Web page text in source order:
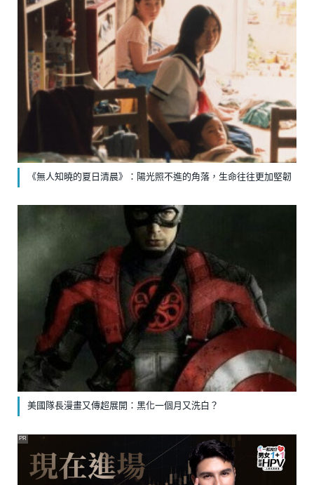
《無人知曉的夏日清晨》：陽光照不進的角落，生命往往更加堅韌
美國隊長漫畫又傳超展開：黑化一個月又洗白？
PR